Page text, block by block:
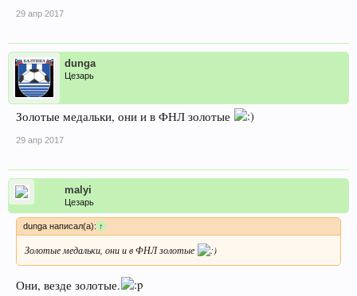
29 апр 2017
dunga
Цезарь
Золотые медальки, они и в ФНЛ золотые
29 апр 2017
malyi
Цезарь
dunga написал(а):↑
Золотые медальки, они и в ФНЛ золотые
Они, везде золотые.